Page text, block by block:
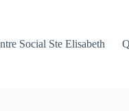
Social Ste Elisabeth